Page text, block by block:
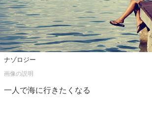
ナゾロジー
一人で海に行きたくなる